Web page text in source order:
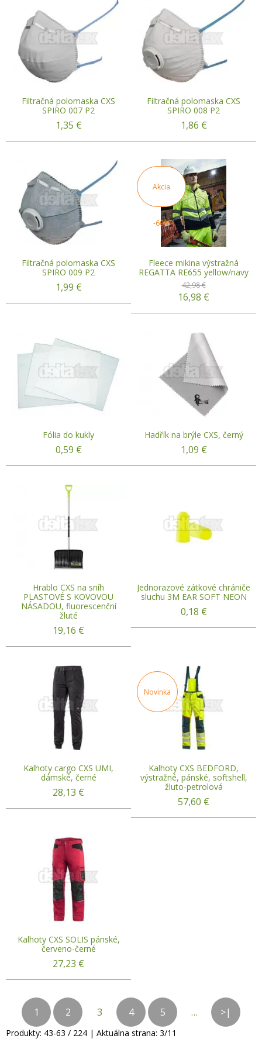
Filtračná polomaska CXS
SPIRO 007 P2
1,35 €
Filtračná polomaska CXS
SPIRO 008 P2
1,86 €
Filtračná polomaska CXS
SPIRO 009 P2
1,99 €
Akcia
-60%
Fleece mikina výstražná
REGATTA RE655 yellow/navy
42,98 €
16,98 €
Fólia do kukly
0,59 €
Hadřík na brýle CXS, černý
1,09 €
Hrablo CXS na sníh
PLASTOVÉ S KOVOVOU
NÁSADOU, fluorescenční
žluté
19,16 €
Jednorazové zátkové chrániče
sluchu 3M EAR SOFT NEON
0,18 €
Kalhoty cargo CXS UMI,
dámské, černé
28,13 €
Novinka
Kalhoty CXS BEDFORD,
výstražné, pánské, softshell,
žluto-petrolová
57,60 €
Kalhoty CXS SOLIS pánské,
červeno-černé
27,23 €
1 2 3 4 5 … >|
Produkty: 43-63 / 224 | Aktuálna strana: 3/11